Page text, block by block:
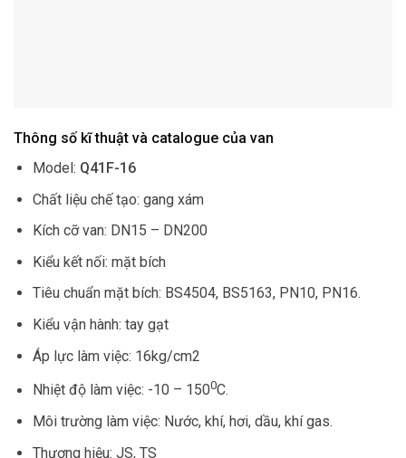
Thông số kĩ thuật và catalogue của van
Model: Q41F-16
Chất liệu chế tạo: gang xám
Kích cỡ van: DN15 – DN200
Kiểu kết nối: mặt bích
Tiêu chuẩn mặt bích: BS4504, BS5163, PN10, PN16.
Kiểu vận hành: tay gạt
Áp lực làm việc: 16kg/cm2
Nhiệt độ làm việc: -10 – 1500C.
Môi trường làm việc: Nước, khí, hơi, dầu, khí gas.
Thương hiệu: JS, TS